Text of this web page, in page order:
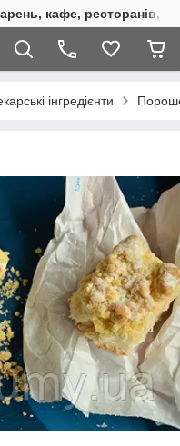
кафе, ресторанів,
інгредієнти